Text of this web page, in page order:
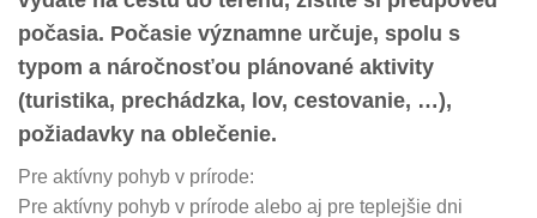
počasia. Počasie významne určuje, spolu s
typom a náročnosťou plánované aktivity
(turistika, prechádzka, lov, cestovanie, …),
požiadavky na oblečenie.
Pre aktívny pohyb v prírode:
Pre aktívny pohyb v prírode alebo aj pre teplejšie dni